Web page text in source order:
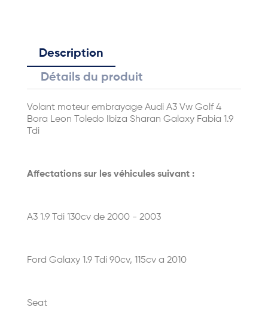
Description
Détails du produit
Volant moteur embrayage Audi A3 Vw Golf 4
Bora Leon Toledo Ibiza Sharan Galaxy Fabia 1.9
Tdi
Affectations sur les véhicules suivant :
A3 1.9 Tdi 130cv de 2000 - 2003
Ford Galaxy 1.9 Tdi 90cv, 115cv a 2010
Seat